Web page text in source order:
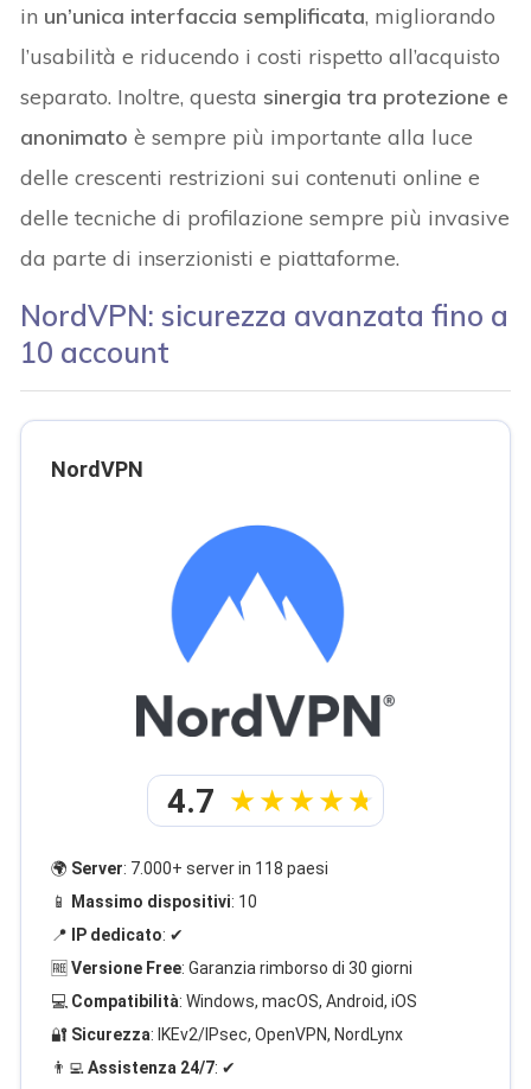
in un’unica interfaccia semplificata, migliorando
l’usabilità e riducendo i costi rispetto all’acquisto
separato. Inoltre, questa sinergia tra protezione e
anonimato è sempre più importante alla luce
delle crescenti restrizioni sui contenuti online e
delle tecniche di profilazione sempre più invasive
da parte di inserzionisti e piattaforme.
NordVPN: sicurezza avanzata fino a
10 account
NordVPN
4.7
🌍 Server: 7.000+ server in 118 paesi
📱
Massimo dispositivi: 10
📍
IP dedicato: ✔
🆓Versione Free: Garanzia rimborso di 30 giorni
💻 Compatibilità: Windows, macOS, Android, iOS
🔐 Sicurezza: IKEv2/IPsec, OpenVPN, NordLynx
👨‍💻Assistenza 24/7: ✔